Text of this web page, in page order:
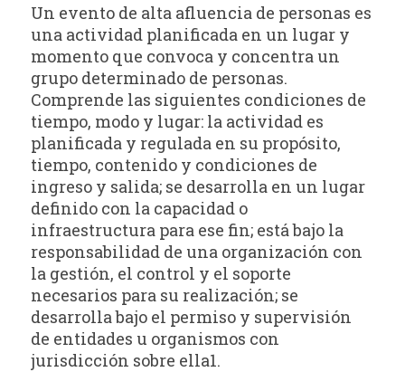
Un evento de alta afluencia de personas es
una actividad planificada en un lugar y
momento que convoca y concentra un
grupo determinado de personas.
Comprende las siguientes condiciones de
tiempo, modo y lugar: la actividad es
planificada y regulada en su propósito,
tiempo, contenido y condiciones de
ingreso y salida; se desarrolla en un lugar
definido con la capacidad o
infraestructura para ese fin; está bajo la
responsabilidad de una organización con
la gestión, el control y el soporte
necesarios para su realización; se
desarrolla bajo el permiso y supervisión
de entidades u organismos con
jurisdicción sobre ella1.